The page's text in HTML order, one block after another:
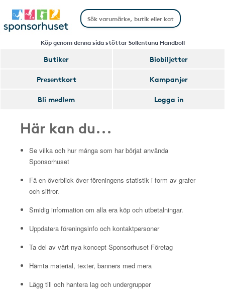
Köp genom denna sida stöttar Sollentuna Handboll
Butiker
Biobiljetter
Presentkort
Kampanjer
Bli medlem
Logga in
Här kan du...
Se vilka och hur många som har börjat använda
Sponsorhuset
Få en överblick över föreningens statistik i form av grafer
och siffror.
Smidig information om alla era köp och utbetalningar.
Uppdatera föreningsinfo och kontaktpersoner
Ta del av vårt nya koncept Sponsorhuset Företag
Hämta material, texter, banners med mera
Lägg till och hantera lag och undergrupper